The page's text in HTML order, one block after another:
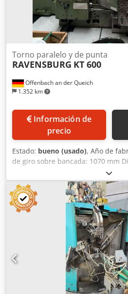
Offenbach an der Queich
1.352 km
Torno paralelo y de punta
RAVENSBURG KT 600
Información de
precio
Estado: bueno (usado), Año de
de giro sobre bancada: 1070 mm
carro: 800 mm Longitud de giro:
Smpetjha Diámetro de giro en la
Plato: 1000 mm Longitud de la
Agujero del husillo: 80 mm
190 rpm Avances: 0,05-2,8 / 0,03 -
principal: 11 kW Diámetro de
total requerida: 13 kW Peso de la
Espacio necesario: aprox. 3,1 x 1,3